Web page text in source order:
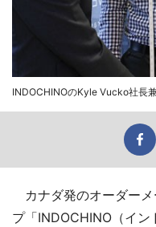
INDOCHINOのKyle Vucko社長兼
カナダ発のオーダーメ
プ「INDOCHINO（イン